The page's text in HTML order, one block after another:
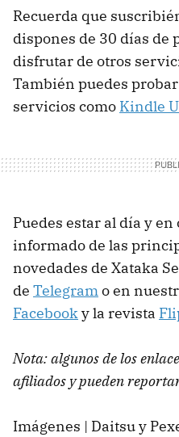
Recuerda que
dispones de 30 días de
disfrutar de otros
También puedes
servicios como Kindle
Puedes estar al día y
informado de las
novedades de Xataka
de Telegramo en
Facebooky la revista
Nota: algunos de los
afiliados y pueden
Imágenes | Daitsu y